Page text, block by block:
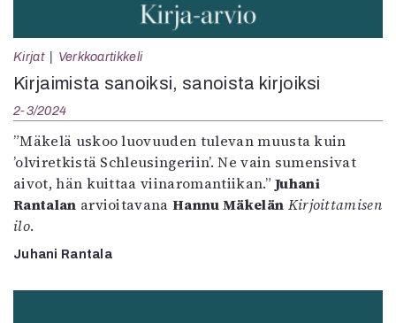
Kirjat Verkkoartikkeli
Kirjaimista sanoiksi, sanoista kirjoiksi
2-3/2024
”Mäkelä uskoo luovuuden tulevan muusta kuin
’olviretkistä Schleusingeriin’. Ne vain sumensivat
aivot, hän kuittaa viinaromantiikan.”Juhani
Rantalan arvioitavanaHannu Mäkelän Kirjoittamisen
ilo.
Juhani Rantala